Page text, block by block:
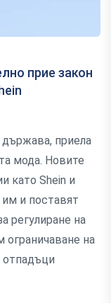
прие закон
приела
мода. Новите
като Shein и
им и поставят
регулиране на
ограничаване на
отпадъци